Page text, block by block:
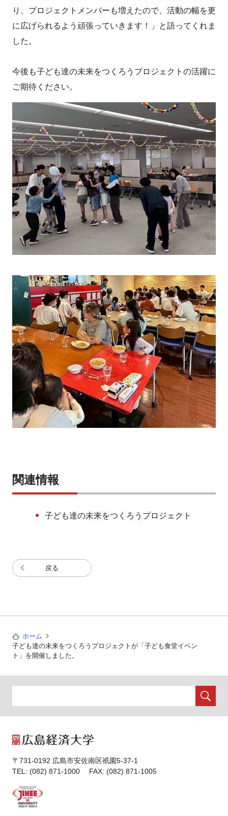
り、プロジェクトメンバーも増えたので、活動の幅を更
に広げられるよう頑張っていきます！」と語ってくれま
した。
今後も子ども達の未来をつくろうプロジェクトの活躍に
ご期待ください。
関連情報
子ども達の未来をつくろうプロジェクト
戻る
ホーム
子ども達の未来をつくろうプロジェクトが「子ども食堂イベン
ト」を開催しました。
〒731-0192 広島市安佐南区祇園5-37-1
TEL: (082) 871-1000 FAX: (082) 871-1005